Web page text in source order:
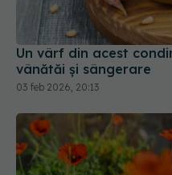
Un vârf din acest
vânătăi și sângerare
03 feb 2026, 20:13